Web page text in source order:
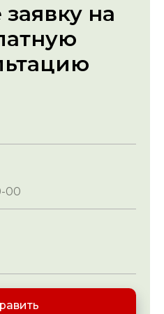
заявку на